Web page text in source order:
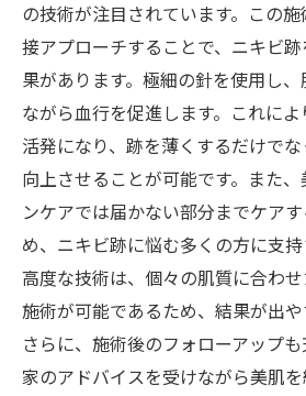
の技術が注目されています。この
接アプローチすることで、ニキビ
果があります。極細の針を使用し
ながら血行を促進します。これに
活発になり、跡を薄くするだけで
向上させることが可能です。また
ンケアでは届かない部分までケア
め、ニキビ跡に悩む多くの方に支
高度な技術は、個々の肌質に合わ
施術が可能であるため、結果が出や
さらに、施術後のフォローアップ
家のアドバイスを受けながら美肌